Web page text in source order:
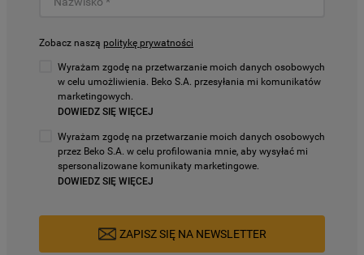
Zobacz naszą politykę prywatności
Wyrażam zgodę na przetwarzanie moich danych osobowych
w celu umożliwienia. Beko S.A. przesyłania mi komunikatów
marketingowych.
DOWIEDZ SIĘ WIĘCEJ
Wyrażam zgodę na przetwarzanie moich danych osobowych
przez Beko S.A. w celu profilowania mnie, aby wysyłać mi
spersonalizowane komunikaty marketingowe.
DOWIEDZ SIĘ WIĘCEJ
ZAPISZ SIĘ NA NEWSLETTER